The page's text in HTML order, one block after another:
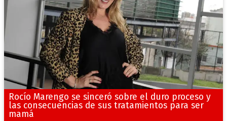
Rocío Marengo se sinceró sobre el duro proceso y
las consecuencias de sus tratamientos para ser
mamá